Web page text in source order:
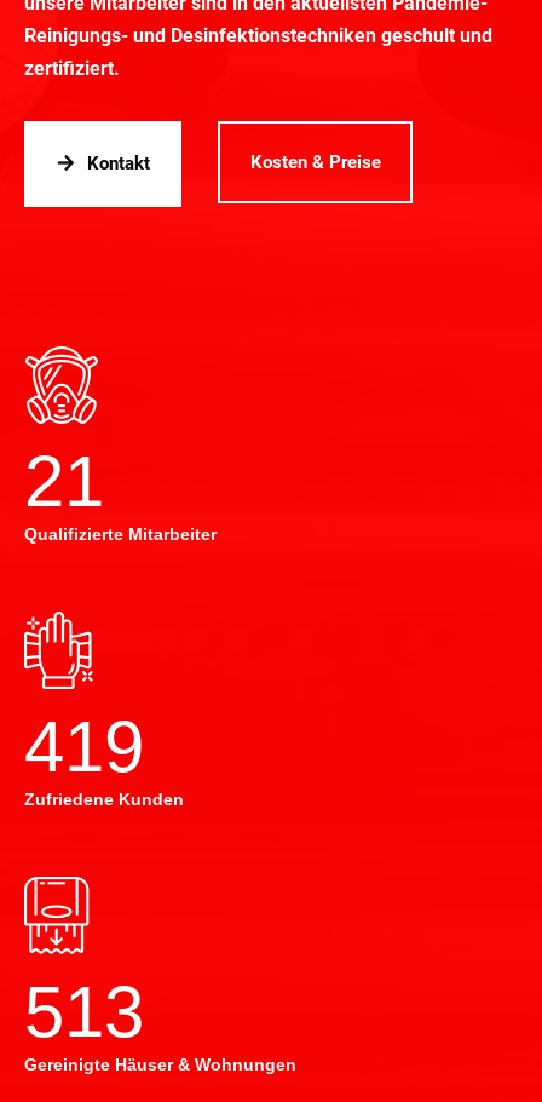
Reinigungs- und Desinfektionstechniken geschult und
zertifiziert.
Kontakt Kosten & Preise
22
Qualifizierte Mitarbeiter
420
Zufriedene Kunden
514
Gereinigte Häuser & Wohnungen